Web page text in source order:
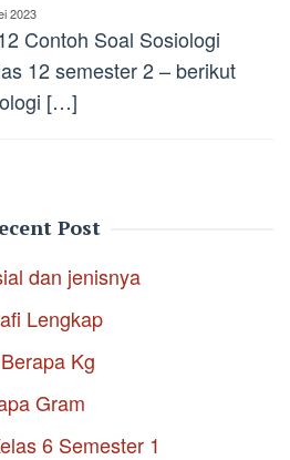
2023
Contoh Soal Sosiologi
12 semester 2 – berikut
[…]
Post
dan jenisnya
Lengkap
Kg
Gram
6 Semester 1